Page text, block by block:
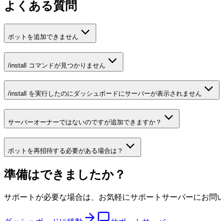
よくある質問
ボットを追加できません
/install コマンドが見つかりません
/install を実行したのにダッシュボードにサーバーが表示されません
サーバーオーナーではないのですが追加できますか？
ボットを再招待する必要がある場合は？
準備はできましたか？
サポートが必要な場合は、お気軽にサポートサーバーにお問